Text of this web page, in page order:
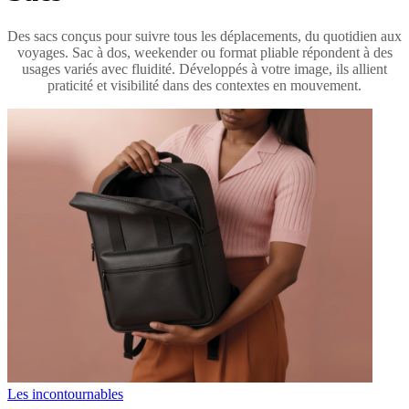
Des sacs conçus pour suivre tous les déplacements, du quotidien aux
voyages. Sac à dos, weekender ou format pliable répondent à des
usages variés avec fluidité. Développés à votre image, ils allient
praticité et visibilité dans des contextes en mouvement.
Les incontournables